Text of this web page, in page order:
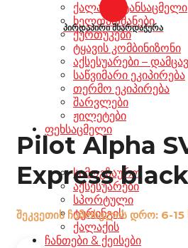
ქალაქის ტანსაცმელი
ხელთათმანები
ქურთუკები
ტყავის კომბინიზონი
აქსესუარები –
საწვიმარი ეკიპირება
თერმო ეკიპირება
შარვლები
ჟილეტები
ფეხსაცმელი
სამოგზაურო
აქსესუარები
სპორტული
ტურინგის
ქალაქის
ჩანთები & ქეისები
პირდაპირი მხარდაჭერა
Pilot Alpha
Express black
შეკვეთის ჩამოსვლის დრო: 6-15